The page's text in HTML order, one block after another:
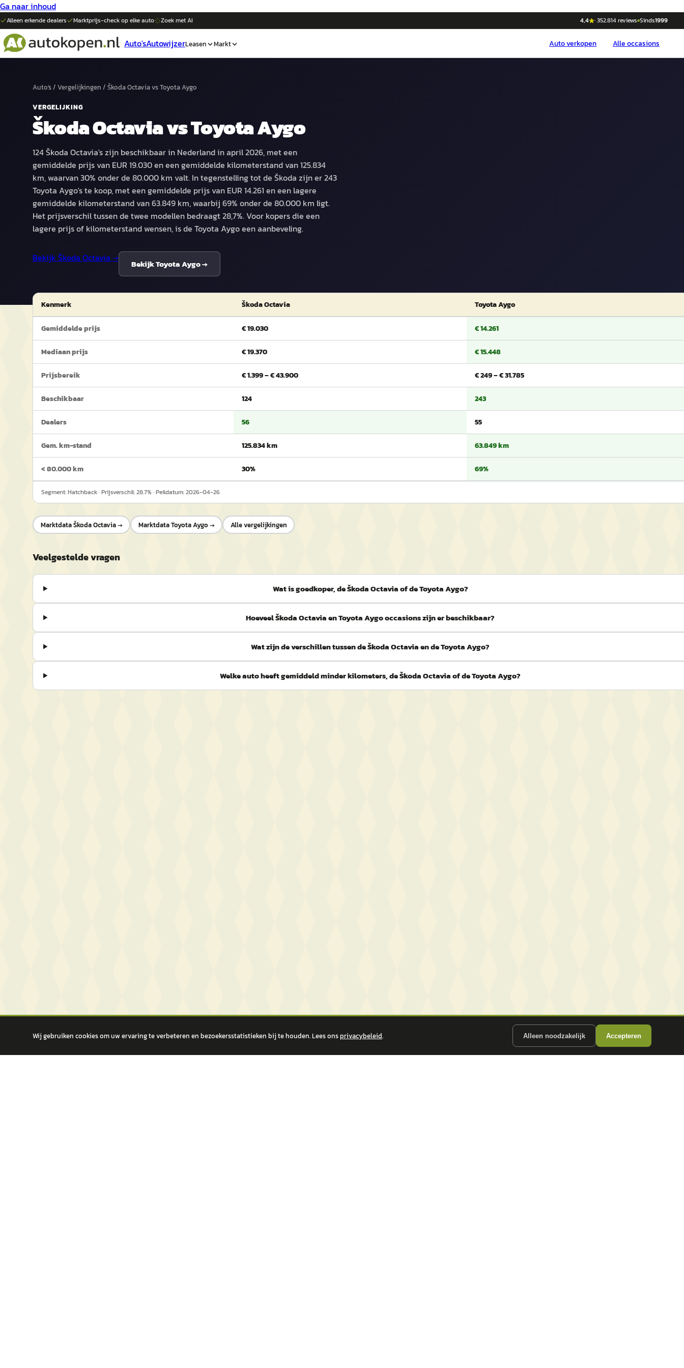
Ga naar inhoud
Alleen erkende dealers Marktprijs-check op elkeauto Zoek met AI 4,4 ·352.814reviews Sinds1999
Auto'sAutowijzerLeasen Markt Autoverkopen Alle occasions
Auto's/ Vergelijkingen / Škoda OctaviavsToyota Aygo
VERGELIJKING
Škoda OctaviavsToyota Aygo
124 Škoda Octavia's zijn beschikbaar in Nederland in april 2026, met een
gemiddelde prijs van EUR 19.030 en een gemiddelde kilometerstand van 125.834
km, waarvan 30% onder de 80.000 km valt. In tegenstelling tot de Škoda zijn er 243
Toyota Aygo's te koop, met een gemiddelde prijs van EUR 14.261 en een lagere
gemiddelde kilometerstand van 63.849 km, waarbij 69% onder de 80.000 km ligt.
Het prijsverschil tussen de twee modellen bedraagt 28,7%. Voor kopers die een
lagere prijs of kilometerstand wensen, is de Toyota Aygo een aanbeveling.
Bekijk Škoda Octavia →
BekijkToyota Aygo→
Kenmerk Škoda Octavia Toyota Aygo
Gemiddelde prijs € 19.030 € 14.261
Mediaan prijs € 19.370 € 15.448
Prijsbereik € 1.399 – € 43.900 € 249 – € 31.785
Beschikbaar 124 243
Dealers 56 55
Gem. km-stand 125.834 km 63.849 km
< 80.000 km 30% 69%
Segment:Hatchback· Prijsverschil:28.7% · Peildatum:2026-04-26
MarktdataŠkoda Octavia→ MarktdataToyota Aygo→ Alle vergelijkingen
Veelgestelde vragen
Wat is goedkoper, de Škoda Octavia of de Toyota Aygo?
Hoeveel Škoda Octavia en Toyota Aygo occasions zijn er beschikbaar?
Wat zijn de verschillen tussen de Škoda Octavia en de Toyota Aygo?
Welke auto heeft gemiddeld minder kilometers, de Škoda Octavia of de Toyota Aygo?
Wij gebruiken cookies om uw ervaring te verbeteren en bezoekersstatistieken bij te houden. Lees onsprivacybeleid. Alleen noodzakelijk Accepteren